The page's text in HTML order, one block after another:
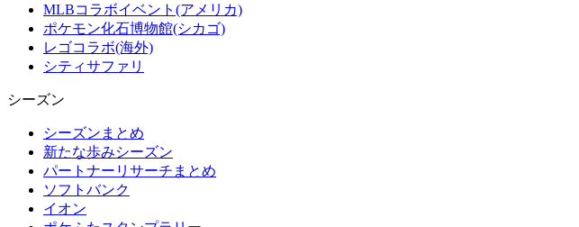
MLBコラボイベント(アメリカ)
ポケモン化石博物館(シカゴ)
レゴコラボ(海外)
シティサファリ
シーズン
シーズンまとめ
新たな歩みシーズン
パートナーリサーチまとめ
ソフトバンク
イオン